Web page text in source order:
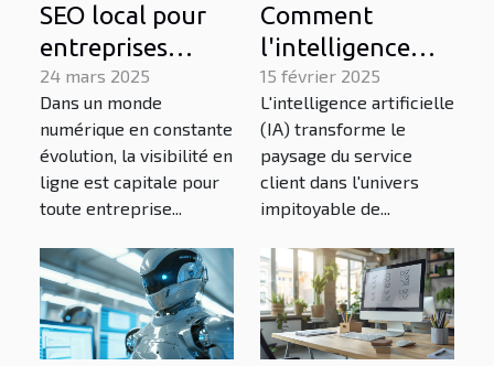
SEO local pour
entreprises
comment
dominer les
recherches
géolocalisées
24 mars 2025
Dans un monde
numérique en constante
évolution, la visibilité en
ligne est capitale pour
toute entreprise...
Comment
l'intelligence
artificielle
révolutionne le
service client
dans l'e-
commerce
15 février 2025
L'intelligence artificielle
(IA) transforme le
paysage du service
client dans l'univers
impitoyable de...